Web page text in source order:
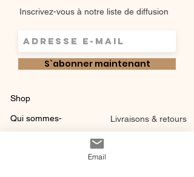
Inscrivez-vous à notre liste de diffusion
S`abonner maintenant
Shop
Qui sommes-
instagram
Livraisons & retours
Email